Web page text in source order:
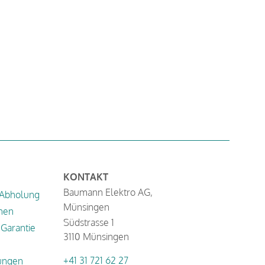
KONTAKT
Baumann Elektro AG,
Münsingen
Südstrasse 1
3110 Münsingen
+41 31 721 62 27